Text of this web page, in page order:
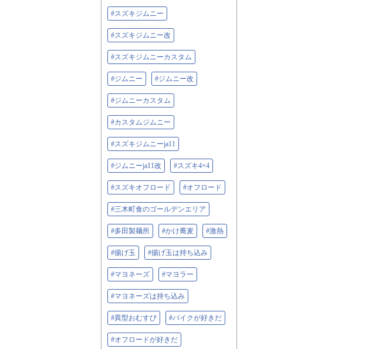
#スズキジムニー
#スズキジムニー改
#スズキジムニーカスタム
#ジムニー #ジムニー改
#ジムニーカスタム
#カスタムジムニー
#スズキジムニーja11
#ジムニーja11改 #スズキ4×4
#スズキオフロード #オフロード
#三木町食のゴールデンエリア
#多田製麺所 #かけ蕎麦 #激熱
#揚げ玉 #揚げ玉は持ち込み
#マヨネーズ #マヨラー
#マヨネーズは持ち込み
#異型おむすび #バイクが好きだ
#オフロードが好きだ